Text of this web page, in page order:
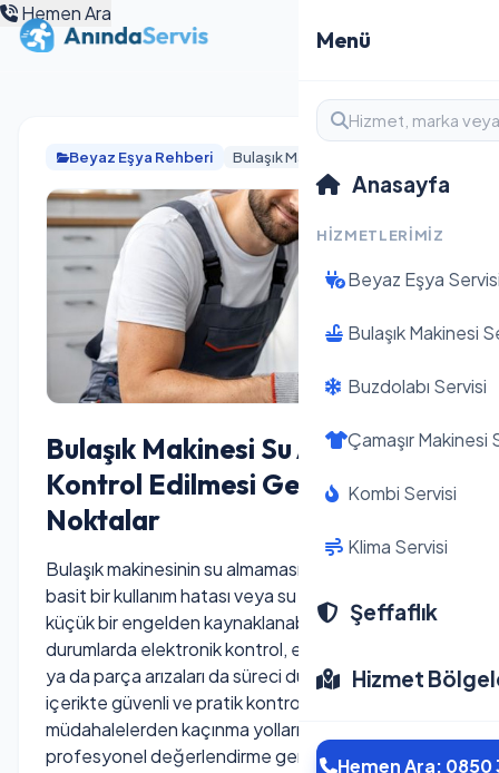
Menü
Anasayfa
HIZMETLERIMIZ
Beyaz Eşya
Bulaşık Makinesi
Buzdolabı Servisi
Çamaşır Makinesi
Kombi Servisi
Klima Servisi
Şeffaflık
Hizmet
Hemen Ara: 0850
Hemen Ara
Beyaz Eşya Rehberi Bulaşık Makinesi
Bulaşık Makinesi Su Almıyorsa
Kontrol Edilmesi Gereken
Noktalar
Bulaşık makinesinin su almaması, çoğu zaman
basit bir kullanım hatası veya su giriş hattındaki
küçük bir engelden kaynaklanabilir. Ancak bazı
durumlarda elektronik kontrol, emniyet sistemleri
ya da parça arızaları da süreci durdurabilir. Bu
içerikte güvenli ve pratik kontrolleri, riskli
müdahalelerden kaçınma yollarını ve ne zaman
profesyonel değerlendirme gerektiğini ele